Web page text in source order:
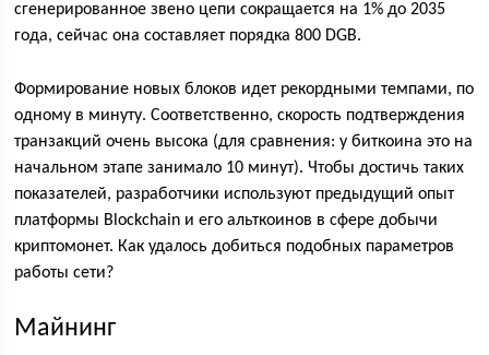
сгенерированное звено цепи сокращается на 1% до 2035
года, сейчас она составляет порядка 800 DGB.
Формирование новых блоков идет рекордными темпами, по
одному в минуту. Соответственно, скорость подтверждения
транзакций очень высока (для сравнения: у биткоина это на
начальном этапе занимало 10 минут). Чтобы достичь таких
показателей, разработчики используют предыдущий опыт
платформы Blockchain и его альткоинов в сфере добычи
криптомонет. Как удалось добиться подобных параметров
работы сети?
Майнинг